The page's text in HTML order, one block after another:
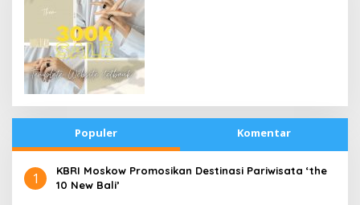
Populer Komentar
1
​KBRI Moskow Promosikan Destinasi Pariwisata ‘the
10 New Bali’